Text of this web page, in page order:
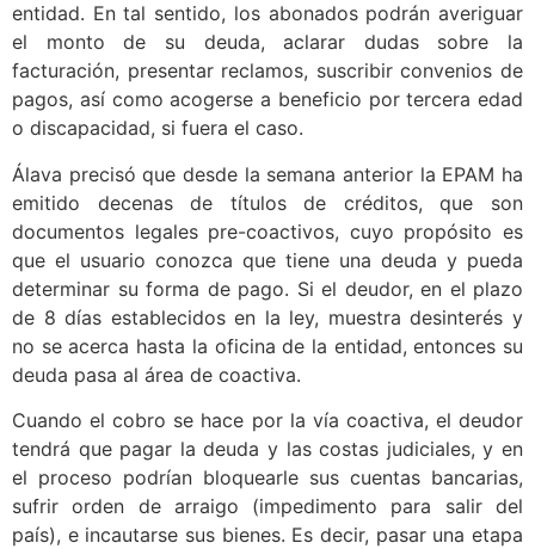
entidad. En tal sentido, los abonados podrán averiguar
el monto de su deuda, aclarar dudas sobre la
facturación, presentar reclamos, suscribir convenios de
pagos, así como acogerse a beneficio por tercera edad
o discapacidad, si fuera el caso.
Álava precisó que desde la semana anterior la EPAM ha
emitido decenas de títulos de créditos, que son
documentos legales pre-coactivos, cuyo propósito es
que el usuario conozca que tiene una deuda y pueda
determinar su forma de pago. Si el deudor, en el plazo
de 8 días establecidos en la ley, muestra desinterés y
no se acerca hasta la oficina de la entidad, entonces su
deuda pasa al área de coactiva.
Cuando el cobro se hace por la vía coactiva, el deudor
tendrá que pagar la deuda y las costas judiciales, y en
el proceso podrían bloquearle sus cuentas bancarias,
sufrir orden de arraigo (impedimento para salir del
país), e incautarse sus bienes. Es decir, pasar una etapa